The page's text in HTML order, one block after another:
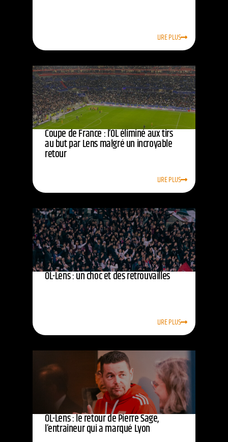
LIRE PLUS
Coupe de France : l’OL éliminé aux tirs
au but par Lens malgré un incroyable
retour
LIRE PLUS
OL-Lens : un choc et des retrouvailles
LIRE PLUS
OL-Lens : le retour de Pierre Sage,
l’entraîneur qui a marqué Lyon